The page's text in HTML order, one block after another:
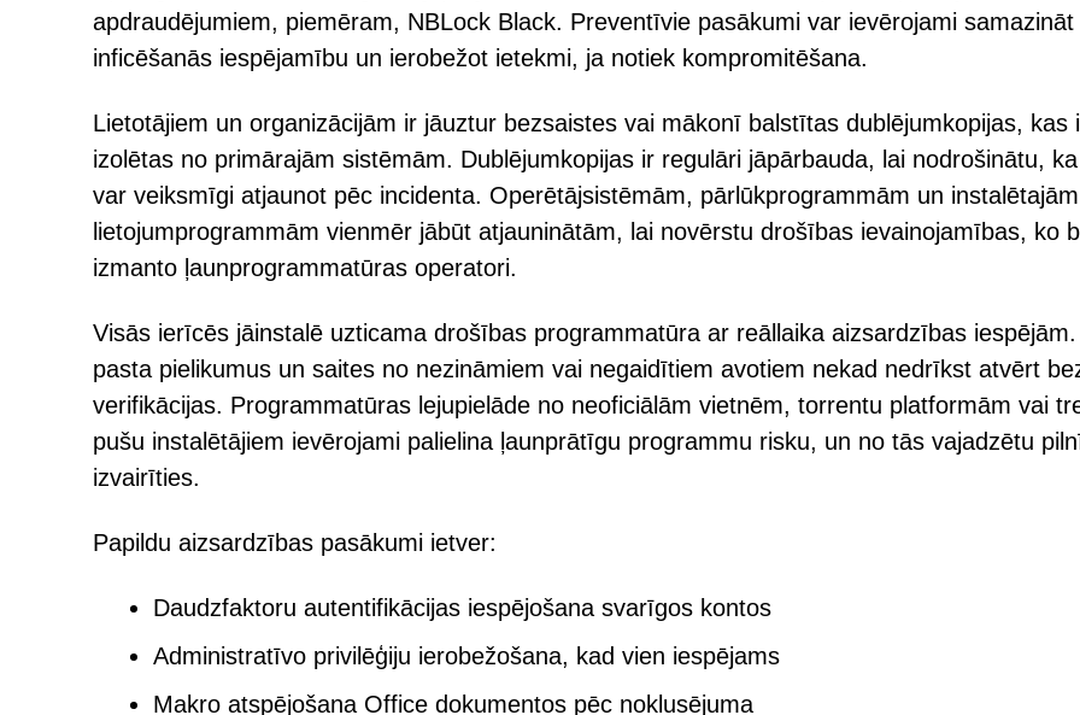
apdraudējumiem, piemēram, NBLock Black. Preventīvie pasākumi var ievērojami samazināt
inficēšanās iespējamību un ierobežot ietekmi, ja notiek kompromitēšana.
Lietotājiem un organizācijām ir jāuztur bezsaistes vai mākonī balstītas dublējumkopijas, kas
izolētas no primārajām sistēmām. Dublējumkopijas ir regulāri jāpārbauda, lai nodrošinātu,
var veiksmīgi atjaunot pēc incidenta. Operētājsistēmām, pārlūkprogrammām un instalētajām
lietojumprogrammām vienmēr jābūt atjauninātām, lai novērstu drošības ievainojamības, ko
izmanto ļaunprogrammatūras operatori.
Visās ierīcēs jāinstalē uzticama drošības programmatūra ar reāllaika aizsardzības
pasta pielikumus un saites no nezināmiem vai negaidītiem avotiem nekad nedrīkst atvērt
verifikācijas. Programmatūras lejupielāde no neoficiālām vietnēm, torrentu platformām vai
pušu instalētājiem ievērojami palielina ļaunprātīgu programmu risku, un no tās vajadzētu
izvairīties.
Papildu aizsardzības pasākumi ietver:
Daudzfaktoru autentifikācijas iespējošana svarīgos kontos
Administratīvo privilēģiju ierobežošana, kad vien iespējams
Makro atspējošana Office dokumentos pēc noklusējuma